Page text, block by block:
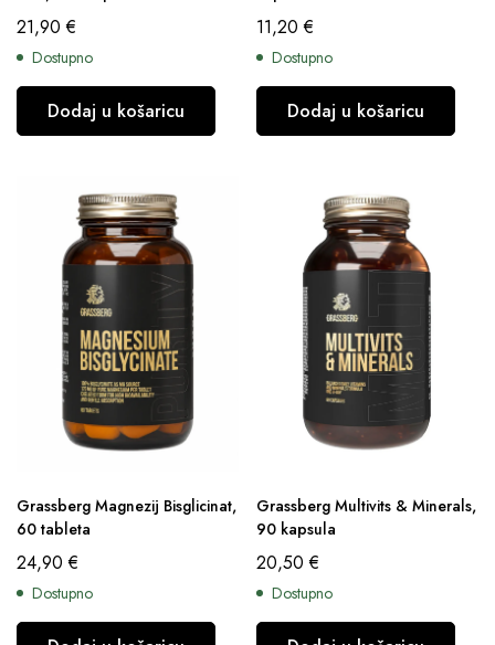
21,90€
Dostupno
Dodaj u košaricu
11,20€
Dostupno
Dodaj u košaricu
Grassberg Magnezij Bisglicinat,
60 tableta
24,90€
Dostupno
Grassberg Multivits & Minerals,
90 kapsula
20,50€
Dostupno